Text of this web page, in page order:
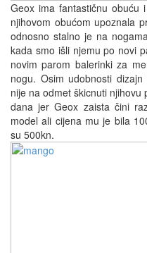
Geox ima fantastičnu
njihovom obućom upoznala
odnosno stalno je na
kada smo išli njemu po novi
novim parom balerinki za
nogu. Osim udobnosti
nije na odmet škicnuti
dana jer Geox zaista čini
model ali cijena mu je bila
su 500kn.